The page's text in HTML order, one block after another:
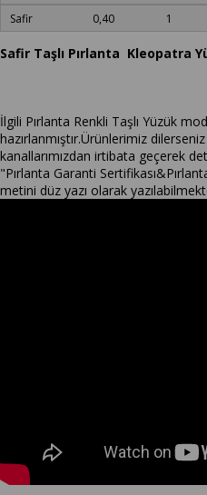
Safir
Safir Taşlı Pırlanta Kleopatra
İlgili Pırlanta Renkli Taşlı Yüzük
hazırlanmıştır.Ürünlerimiz
kanallarımızdan irtibata geçerek
"Pırlanta Garanti
metini düz yazı olarak